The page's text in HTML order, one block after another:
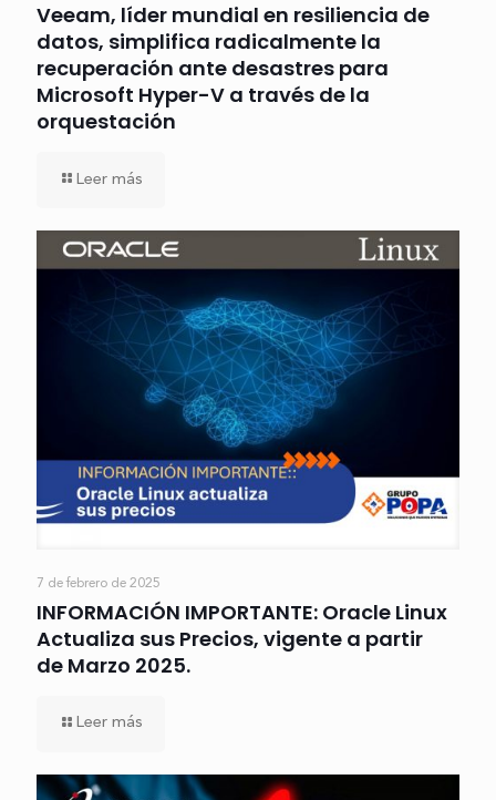
Veeam, líder mundial en resiliencia de
datos, simplifica radicalmente la
recuperación ante desastres para
Microsoft Hyper-V a través de la
orquestación
Leer más
7 de febrero de 2025
INFORMACIÓN IMPORTANTE: Oracle Linux
Actualiza sus Precios, vigente a partir
de Marzo 2025.
Leer más